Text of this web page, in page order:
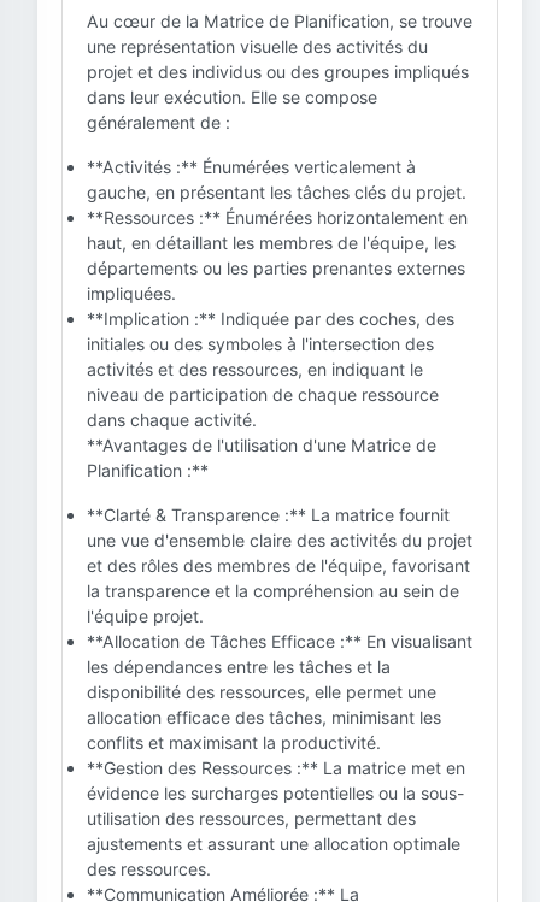
Au cœur de la Matrice de Planification, se trouve
une représentation visuelle des activités du
projet et des individus ou des groupes impliqués
dans leur exécution. Elle se compose
généralement de :
**Activités :** Énumérées verticalement à
gauche, en présentant les tâches clés du projet.
**Ressources :** Énumérées horizontalement en
haut, en détaillant les membres de l'équipe, les
départements ou les parties prenantes externes
impliquées.
**Implication :** Indiquée par des coches, des
initiales ou des symboles à l'intersection des
activités et des ressources, en indiquant le
niveau de participation de chaque ressource
dans chaque activité.
**Avantages de l'utilisation d'une Matrice de
Planification :**
**Clarté & Transparence :** La matrice fournit
une vue d'ensemble claire des activités du projet
et des rôles des membres de l'équipe, favorisant
la transparence et la compréhension au sein de
l'équipe projet.
**Allocation de Tâches Efficace :** En visualisant
les dépendances entre les tâches et la
disponibilité des ressources, elle permet une
allocation efficace des tâches, minimisant les
conflits et maximisant la productivité.
**Gestion des Ressources :** La matrice met en
évidence les surcharges potentielles ou la sous-
utilisation des ressources, permettant des
ajustements et assurant une allocation optimale
des ressources.
**Communication Améliorée :** La